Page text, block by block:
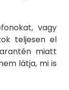
vagy
teljesen el
miatt
látja, mi is